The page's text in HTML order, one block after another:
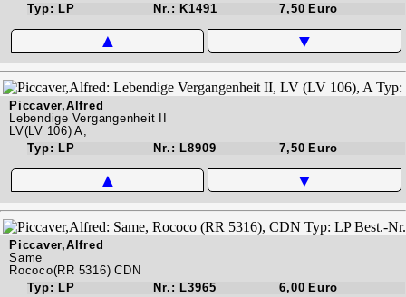
Typ: LP
Nr.: K1491 7,50 Euro
▲ ▼
Piccaver,Alfred
Lebendige Vergangenheit II
LV(LV 106) A,
Typ: LP
Nr.: L8909 7,50 Euro
▲ ▼
Piccaver,Alfred
Same
Rococo(RR 5316) CDN
Typ: LP
Nr.: L3965 6,00 Euro